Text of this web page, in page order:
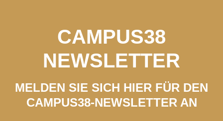
CAMPUS38
NEWSLETTER
MELDEN SIE SICH HIER FÜR DEN
CAMPUS38-NEWSLETTER AN